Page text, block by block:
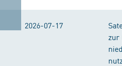
2026-07-17
zur